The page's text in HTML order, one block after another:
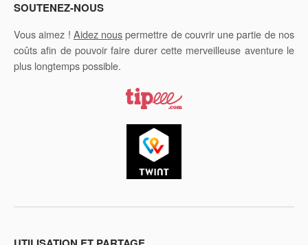
SOUTENEZ-NOUS
Vous aimez ! Aidez nouspermettre de couvrir une partie de nos
coûts afin de pouvoir faire durer cette merveilleuse aventure le
plus longtemps possible.